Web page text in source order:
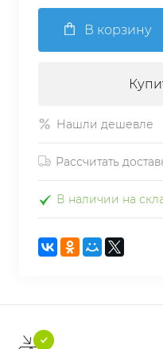
В корзину
Нашли дешевле
Рассчитать
В наличии на